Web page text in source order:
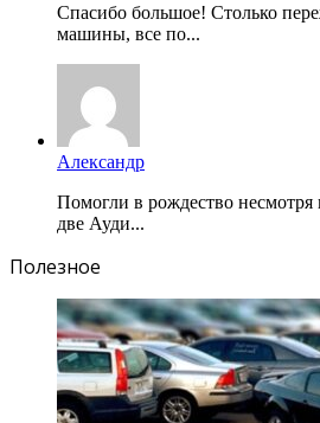
Спасибо большое! Столько
машины, все по...
Александр
Помогли в рождество несмотря
две Ауди...
Полезное